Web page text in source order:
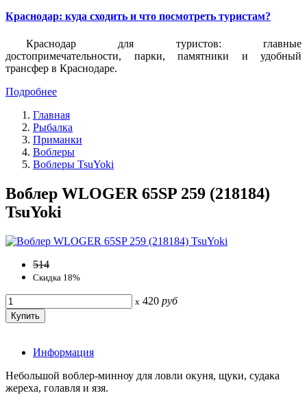
Краснодар: куда сходить и что посмотреть туристам?
Краснодар для туристов: главные
достопримечательности, парки, памятники и удобный
трансфер в Краснодаре.
Подробнее
Главная
Рыбалка
Приманки
Воблеры
Воблеры TsuYoki
Воблер WLOGER 65SP 259 (218184)
TsuYoki
514
Скидка 18%
x 420 руб
Информация
Небольшой воблер-минноу для ловли окуня, щуки, судака
жереха, голавля и язя.